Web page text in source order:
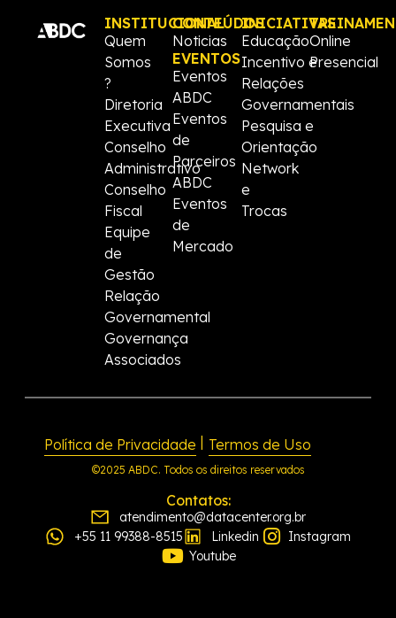
INSTITUCIONAL
Quem
Somos
?
Diretoria
Executiva
Conselho
Administrativo
Conselho
Fiscal
Equipe
de
Gestão
Relação
Governamental
Governança
Associados
CONTEÚDOS
Noticias
EVENTOS
Eventos
ABDC
Eventos
de
Parceiros
ABDC
Eventos
de
Mercado
INICIATIVAS
Educação
Incentivo e
Relações
Governamentais
Pesquisa e
Orientação
Network
e
Trocas
Online
Presencial
Política de Privacidade | Termos de Uso
©2025 ABDC. Todos os direitos reservados
Contatos:
atendimento@datacenter.org.br
+55 11 99388-8515
Linkedin
Instagram
Youtube